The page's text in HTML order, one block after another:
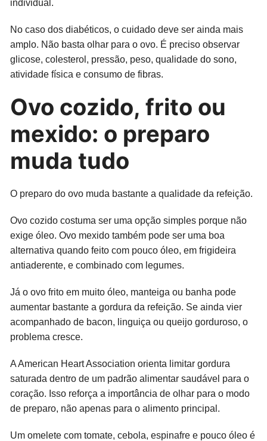
individual.
No caso dos diabéticos, o cuidado deve ser ainda mais
amplo. Não basta olhar para o ovo. É preciso observar
glicose, colesterol, pressão, peso, qualidade do sono,
atividade física e consumo de fibras.
Ovo cozido, frito ou
mexido: o preparo
muda tudo
O preparo do ovo muda bastante a qualidade da refeição.
Ovo cozido costuma ser uma opção simples porque não
exige óleo. Ovo mexido também pode ser uma boa
alternativa quando feito com pouco óleo, em frigideira
antiaderente, e combinado com legumes.
Já o ovo frito em muito óleo, manteiga ou banha pode
aumentar bastante a gordura da refeição. Se ainda vier
acompanhado de bacon, linguiça ou queijo gorduroso, o
problema cresce.
A American Heart Association orienta limitar gordura
saturada dentro de um padrão alimentar saudável para o
coração. Isso reforça a importância de olhar para o modo
de preparo, não apenas para o alimento principal.
Um omelete com tomate, cebola, espinafre e pouco óleo é